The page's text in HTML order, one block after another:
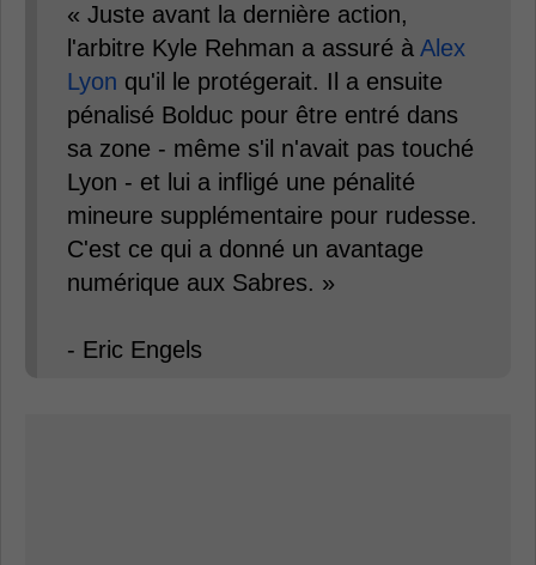
« Juste avant la dernière action,
l'arbitre Kyle Rehman a assuré à Alex
Lyon qu'il le protégerait. Il a ensuite
pénalisé Bolduc pour être entré dans
sa zone - même s'il n'avait pas touché
Lyon - et lui a infligé une pénalité
mineure supplémentaire pour rudesse.
C'est ce qui a donné un avantage
numérique aux Sabres. »
- Eric Engels